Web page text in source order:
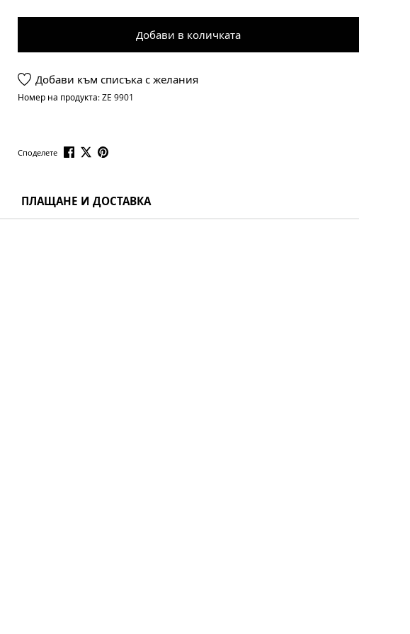
Добави в количката
Добави към списъка с желания
Номер на продукта:ZE 9901
Споделете
ПЛАЩАНЕ И ДОСТАВКА